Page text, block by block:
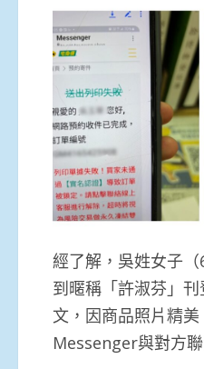
經了解，吳姓女子
到暱稱「許淑芬」
文，因商品照片精
Messenger與對方聯